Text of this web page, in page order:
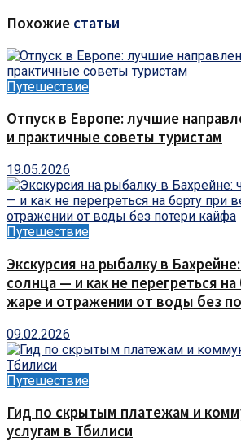
Похожие статьи
Путешествие
Отпуск в Европе: лучшие
и практичные советы туристам
19.05.2026
Путешествие
Экскурсия на рыбалку в
солнца — и как не перегреться
жаре и отражении от воды без
09.02.2026
Путешествие
Гид по скрытым платежам и
услугам в Тбилиси